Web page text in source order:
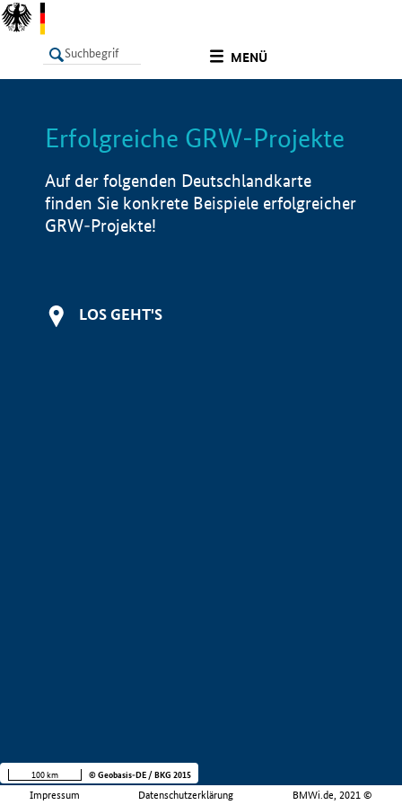
MENÜ
LISTE Info
Erfolgreiche GRW-Projekte
Auf der folgenden Deutschlandkarte
finden Sie konkrete Beispiele erfolgreicher
GRW-Projekte!
LOS GEHT'S
Impressum Datenschutzerklärung BMWi.de, 2021 ©
100 km © Geobasis-DE / BKG 2015